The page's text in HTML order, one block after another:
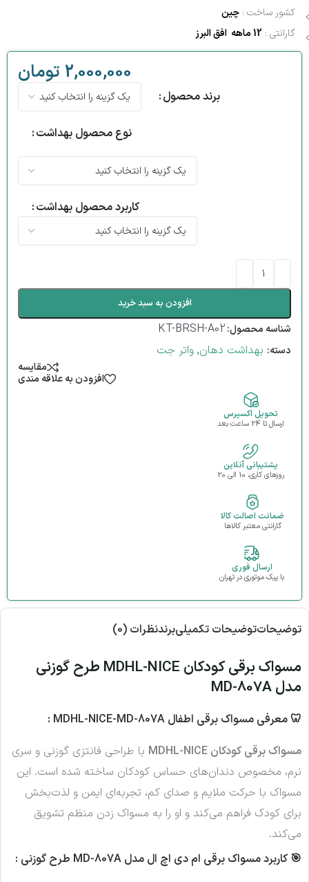
کشور ساخت : چین
گارانتی : 12 ماهه افق البرز
2,000,000 تومان
برند محصول
نوع محصول بهداشت
کاربرد محصول بهداشت
افزودن به سبد خرید
شناسه محصول:KT-BRSH-A02
دسته: بهداشت دهان, واتر جت
مقایسه
افزودن به علاقه مندی
تحویل اکسپرس
ارسال تا 24 ساعت بعد
پشتیبانی آنلاین
روزهای کاری، 10 الی 20
ضمانت اصالت کالا
گارانتی معتبر کالاها
ارسال فوری
با پیک موتوری در تهران
توضیحاتتوضیحات تکمیلیبرندنظرات (0)
مسواک برقی کودکان MDHL-NICE طرح گوزنی
مدل MD-807A
🦷 معرفی مسواک برقی اطفال MDHL-NICE-MD-807A :
مسواک برقی کودکان MDHL-NICE
با طراحی فانتزی گوزنی و سری
نرم، مخصوص دندان‌های حساس کودکان ساخته شده است. این
مسواک با حرکت ملایم و صدای کم، تجربه‌ای ایمن و لذت‌بخش
برای کودک فراهم می‌کند و او را به مسواک زدن منظم تشویق
می‌کند.
🎯 کاربرد مسواک برقی ام دی اچ ال مدل MD-807A طرح گوزنی :